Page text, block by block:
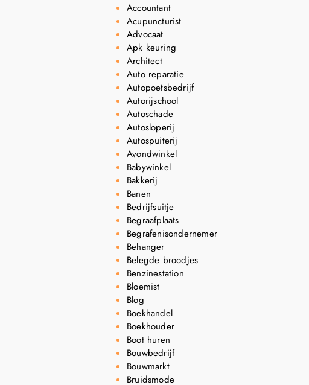
Accountant
Acupuncturist
Advocaat
Apk keuring
Architect
Auto reparatie
Autopoetsbedrijf
Autorijschool
Autoschade
Autosloperij
Autospuiterij
Avondwinkel
Babywinkel
Bakkerij
Banen
Bedrijfsuitje
Begraafplaats
Begrafenisondernemer
Behanger
Belegde broodjes
Benzinestation
Bloemist
Blog
Boekhandel
Boekhouder
Boot huren
Bouwbedrijf
Bouwmarkt
Bruidsmode